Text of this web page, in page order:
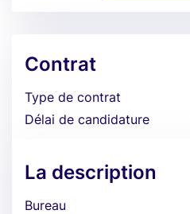
Contrat
Type de contrat
Délai de candidature
La description
Bureau